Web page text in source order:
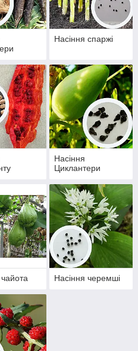
Насіння спаржі
Насіння
Циклантери
Насіння черемші